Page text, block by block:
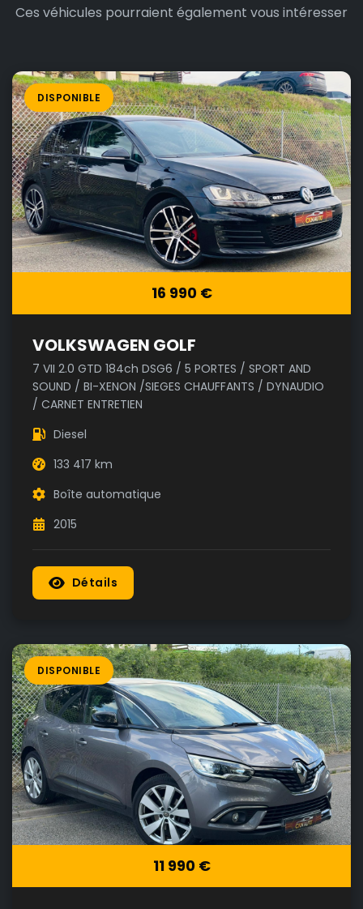
Ces véhicules pourraient également vous intéresser
DISPONIBLE
16 990 €
VOLKSWAGEN GOLF
7 VII 2.0 GTD 184ch DSG6 / 5 PORTES / SPORT AND
SOUND / BI-XENON /SIEGES CHAUFFANTS / DYNAUDIO
/ CARNET ENTRETIEN
Diesel
133 417 km
Boîte automatique
2015
Détails
DISPONIBLE
11 990 €